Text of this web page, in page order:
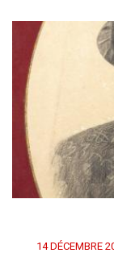
14 DÉCEMBRE